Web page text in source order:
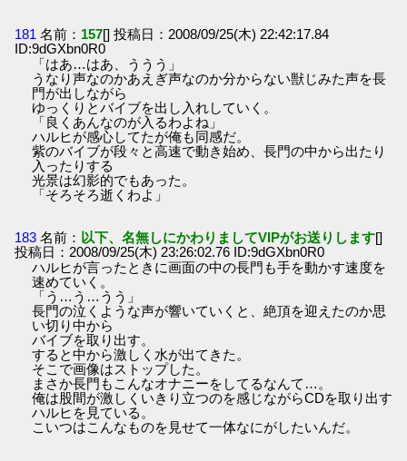
181 名前： 157[] 投稿日：2008/09/25(木) 22:42:17.84
ID:9dGXbn0R0
「はあ…はあ、ううう」
うなり声なのかあえぎ声なのか分からない獣じみた声を長
門が出しながら
ゆっくりとバイブを出し入れしていく。
「良くあんなのが入るわよね」
ハルヒが感心してたが俺も同感だ。
紫のバイブが段々と高速で動き始め、長門の中から出たり
入ったりする
光景は幻影的でもあった。
「そろそろ逝くわよ」
183 名前： 以下、名無しにかわりましてVIPがお送りします[]
投稿日：2008/09/25(木) 23:26:02.76 ID:9dGXbn0R0
ハルヒが言ったときに画面の中の長門も手を動かす速度を
速めていく。
「う…う…うう」
長門の泣くような声が響いていくと、絶頂を迎えたのか思
い切り中から
バイブを取り出す。
すると中から激しく水が出てきた。
そこで画像はストップした。
まさか長門もこんなオナニーをしてるなんて…。
俺は股間が激しくいきり立つのを感じながらCDを取り出す
ハルヒを見ている。
こいつはこんなものを見せて一体なにがしたいんだ。